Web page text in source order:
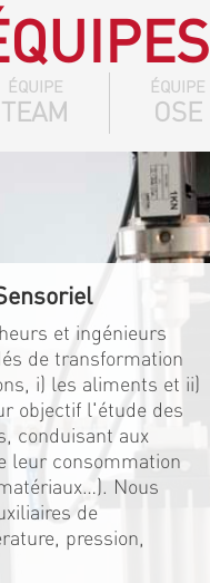
ÉQUIPE
TEAM
ÉQUIPE
OSE
et ingénieurs
de transformation
i) les aliments et ii)
objectif l'étude des
conduisant aux
leur consommation
Nous
de
pression,